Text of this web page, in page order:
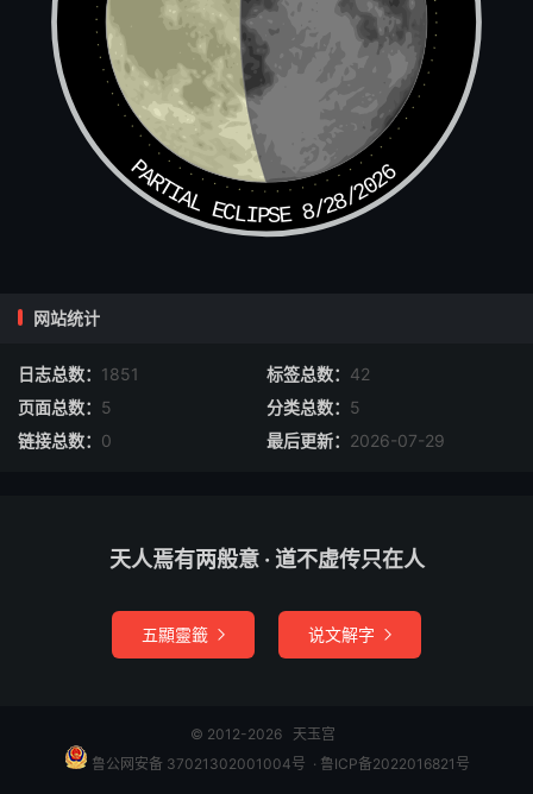
趡（翠，上声。鲁地）。夫童（童音中）。儋州（儋音
丹）。
酅（尸圭切。邑在齐东）。
（上艹下既）（其寄切）。宁母（音宁某。鲁地）。
鄠杜（音户古。汉陂令县，属凤翔）。
虚朾（音区汀。宋地）。
（谷曼）（谷几）（（谷几）音求。地名）。
僰邛（僰音匐。地名。在犍为。） 鄬（于轨切。郑地）。
橐皋（皋，章夜切。在淮南）。涪（音浮。州名。在重庆
泷水（泷音商。县名）。
PARTIAL ECLIPSE 8/28/2026
网站统计
日志总数： 1851 标签总数： 42
页面总数： 5 分类总数： 5
链接总数： 0 最后更新： 2026-07-29
天人焉有两般意 · 道不虚传只在人
五顯靈籤  说文解字 
© 2012-2026 天玉宫
鲁公网安备 37021302001004号 ​​​ · 鲁ICP备2022016821号